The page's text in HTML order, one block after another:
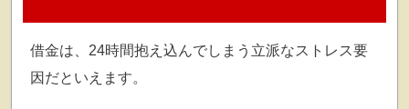
借金は、24時間抱え込んでしまう 立派なストレス要
因 だといえます。